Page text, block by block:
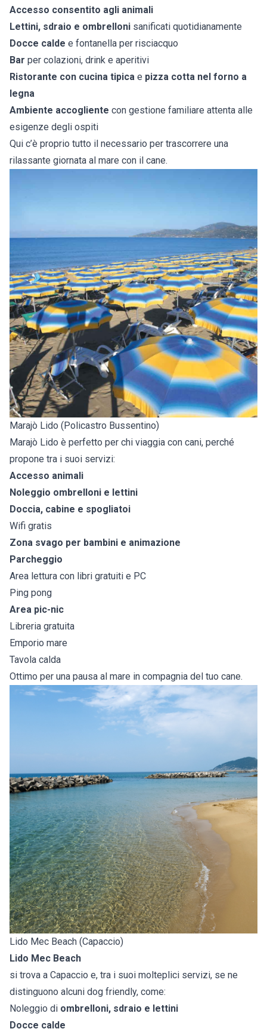
Accesso consentito agli animali
Lettini, sdraio e ombrelloni sanificati quotidianamente
Docce calde e fontanella per risciacquo
Bar per colazioni, drink e aperitivi
Ristorante con cucina tipica e pizza cotta nel forno a
legna
Ambiente accogliente con gestione familiare attenta alle
esigenze degli ospiti
Qui c’è proprio tutto il necessario per trascorrere una
rilassante giornata al mare con il cane.
Marajò Lido (Policastro Bussentino)
Marajò Lido è perfetto per chi viaggia con cani, perché
propone tra i suoi servizi:
Accesso animali
Noleggio ombrelloni e lettini
Doccia, cabine e spogliatoi
Wifi gratis
Zona svago per bambini e animazione
Parcheggio
Area lettura con libri gratuiti e PC
Ping pong
Area pic-nic
Libreria gratuita
Emporio mare
Tavola calda
Ottimo per una pausa al mare in compagnia del tuo cane.
Lido Mec Beach (Capaccio)
Lido Mec Beach
si trova a Capaccio e, tra i suoi molteplici servizi, se ne
distinguono alcuni dog friendly, come:
Noleggio di ombrelloni, sdraio e lettini
Docce calde